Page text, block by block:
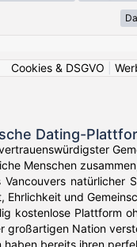
Cookies & DSGVO
Dating-
Menschen
Vancouvers natürlicher
Ehrlichkeit und
kostenlose Plattform
großartigen Nation